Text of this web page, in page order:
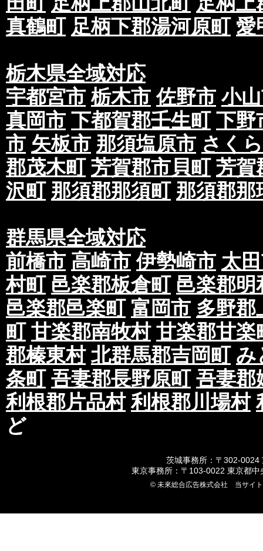
真鶴町 足柄下郡湯河原町 愛
栃木県全域対応
宇都宮市 栃木市 佐野市 小
真岡市 下都賀郡壬生町 下野
市 矢板市 那須塩原市 さく
郡茂木町 芳賀郡市貝町 芳賀
沢町 那須郡那須町 那須郡那
群馬県全域対応
前橋市 高崎市 伊勢崎市 太
村町 邑楽郡板倉町 邑楽郡明
邑楽郡邑楽町 富岡市 多野郡
町 甘楽郡南牧村 甘楽郡甘楽
郡榛東村 北群馬郡吉岡町 み
条町 吾妻郡長野原町 吾妻郡
利根郡片品村 利根郡川場村
ど
茨城事務所：〒302-0024
東京事務所：〒103-0022 東京都
© 未來総合広告株式会社 当サイ